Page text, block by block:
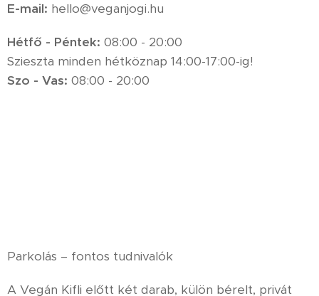
E-mail: hello@veganjogi.hu
Hétfő - Péntek: 08:00 - 20:00
Szieszta minden hétköznap 14:00-17:00-ig!
Szo - Vas: 08:00 - 20:00
Parkolás – fontos tudnivalók
A Vegán Kifli előtt két darab, külön bérelt, privát